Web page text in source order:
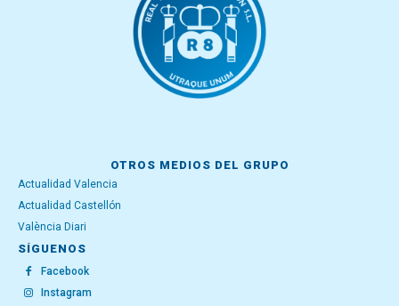
OTROS MEDIOS DEL GRUPO
Actualidad Valencia
Actualidad Castellón
València Diari
SÍGUENOS
Facebook
Instagram